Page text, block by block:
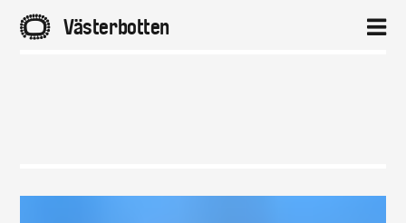
A Västerbotten 2